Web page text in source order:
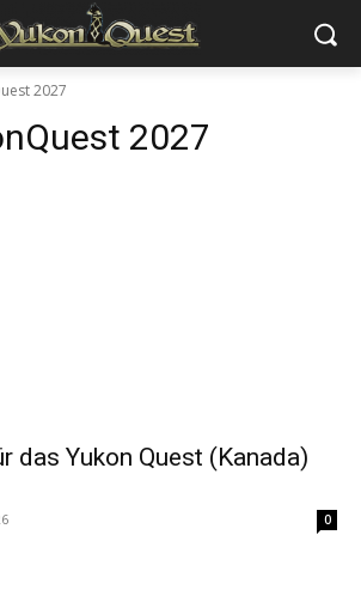
2027
2027
das Yukon Quest (Kanada)
0